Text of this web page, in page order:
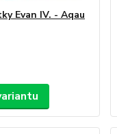
Evan IV. - Aqau